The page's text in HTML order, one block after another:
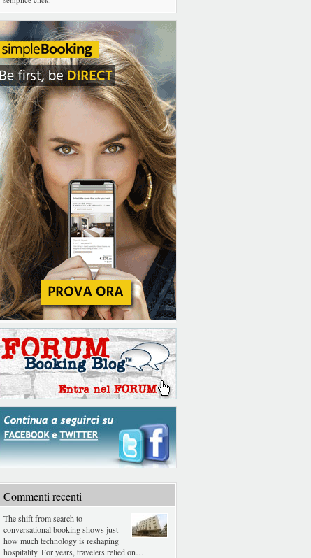
Commenti recenti
The shift from search to
conversational booking shows just
how much technology is reshaping
hospitality. For years, travelers relied on…